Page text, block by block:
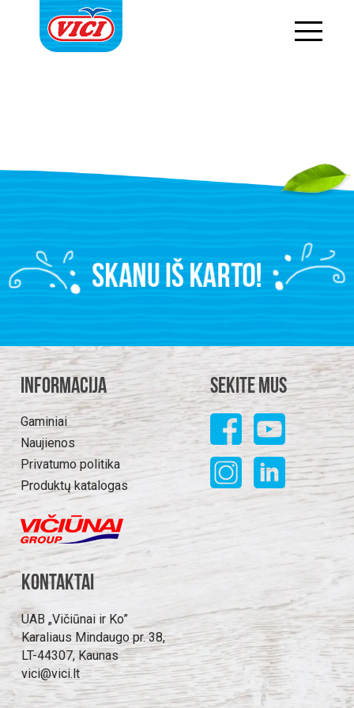
Informacija
Gaminiai
Naujienos
Privatumo politika
Produktų katalogas
Sekite mus
Kontaktai
UAB „Vičiūnai ir Ko”
Karaliaus Mindaugo pr. 38,
LT-44307, Kaunas
vici@vici.lt